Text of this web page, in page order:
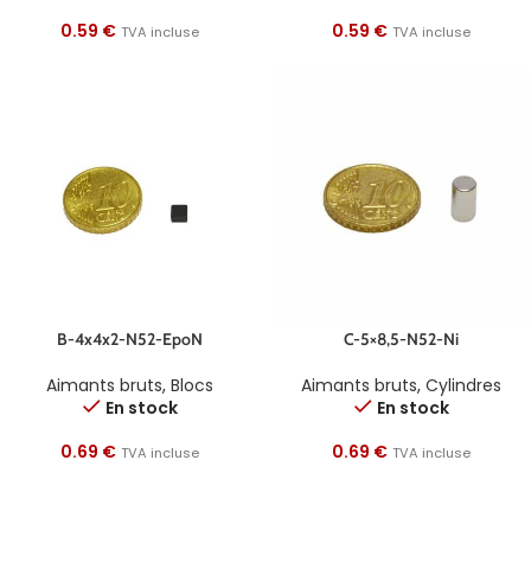
0.59 € TVA incluse
0.59 € TVA incluse
B-4x4x2-N52-EpoN
Aimants bruts, Blocs
En stock
0.69 € TVA incluse
C-5×8,5-N52-Ni
Aimants bruts, Cylindres
En stock
0.69 € TVA incluse